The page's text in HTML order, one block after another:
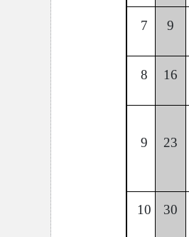
7 9
8 16
9 23
10 30